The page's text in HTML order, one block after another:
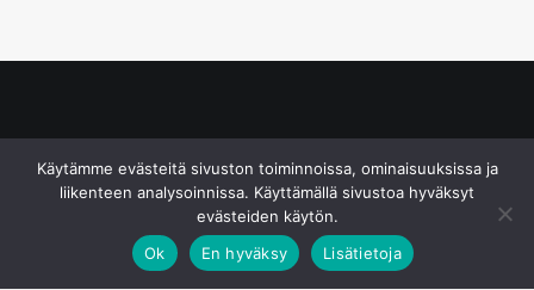
Käytämme evästeitä sivuston toiminnoissa, ominaisuuksissa ja
liikenteen analysoinnissa. Käyttämällä sivustoa hyväksyt
evästeiden käytön.
Ok
En hyväksy Lisätietoja